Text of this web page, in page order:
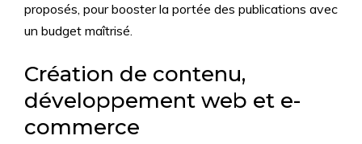
proposés, pour booster la portée des publications avec
un budget maîtrisé.
Création de contenu,
développement web et e-
commerce